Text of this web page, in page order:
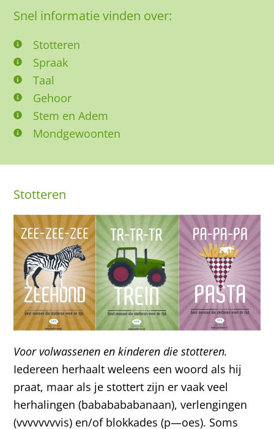
Snel informatie vinden over:
Stotteren
Spraak
Taal
Gehoor
Stem en Adem
Mondgewoonten
Stotteren
Voor volwassenen en kinderen die stotteren.
Iedereen herhaalt weleens een woord als hij
praat, maar als je stottert zijn er vaak veel
herhalingen (bababababanaan), verlengingen
(vvvvvvvvis) en/of blokkades (p—oes). Soms